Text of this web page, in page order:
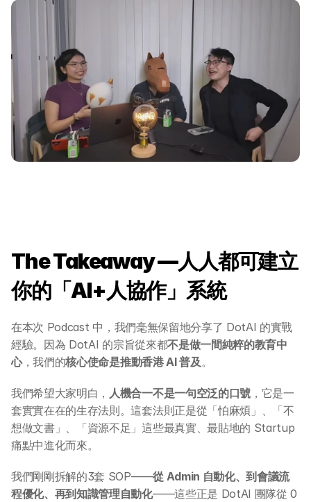
The Takeaway —人人都可建立
你的「AI+人協作」系統
在本次 Podcast 中，我們毫無保留地分享了 DotAI 的實戰
經驗。因為 DotAI 的宗旨從來都不是做一間純粹的教育中
心，我們的核心使命是推動香港 AI 普及 。
我們希望大家明白， 人機合一不是一句空泛的口號，它是一
套實實在在的生存法則。這套法則正是從「怕麻煩」、「不
想做文書」、「資源不足」這些最真實、最貼地的 Startup
痛點中進化而來。
我們剛剛拆解的3套 SOP——從 Admin 自動化、到會議流
程優化、再到知識管理自動化——這些正是 DotAI 團隊從 0
AI 企業培訓
學校 AI 培訓
一年任學 AI 課程計劃
網上 AI 學習平台
聯絡我們